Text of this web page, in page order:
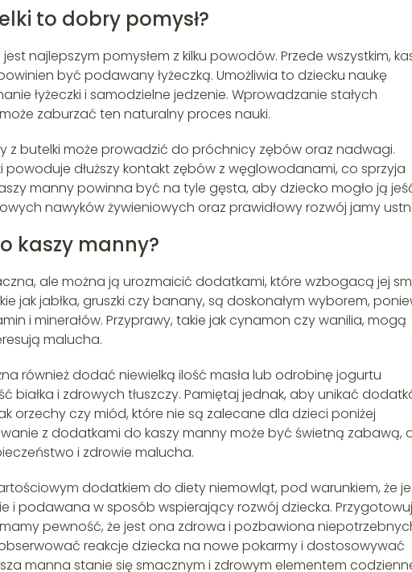
to dobry pomysł?
najlepszym pomysłem z kilku powodów. Przede wszystkim,
być podawany łyżeczką. Umożliwia to dziecku naukę
łyżeczki i samodzielne jedzenie. Wprowadzanie stałych
zaburzać ten naturalny proces nauki.
z butelki może prowadzić do próchnicy zębów oraz nadwagi.
powoduje dłuższy kontakt zębów z węglowodanami, co sprzyja
manny powinna być na tyle gęsta, aby dziecko mogło ją
nawyków żywieniowych oraz prawidłowy rozwój jamy
kaszy manny?
ale można ją urozmaicić dodatkami, które wzbogacą jej
jak jabłka, gruszki czy banany, są doskonałym wyborem,
i minerałów. Przyprawy, takie jak cynamon czy wanilia, mogą
malucha.
również dodać niewielką ilość masła lub odrobinę jogurtu
białka i zdrowych tłuszczy. Pamiętaj jednak, aby unikać
orzechy czy miód, które nie są zalecane dla dzieci poniżej
z dodatkami do kaszy manny może być świetną zabawą,
i zdrowie malucha.
dodatkiem do diety niemowląt, pod warunkiem, że
i podawana w sposób wspierający rozwój dziecka.
pewność, że jest ona zdrowa i pozbawiona
reakcje dziecka na nowe pokarmy i dostosowywać
manna stanie się smacznym i zdrowym elementem